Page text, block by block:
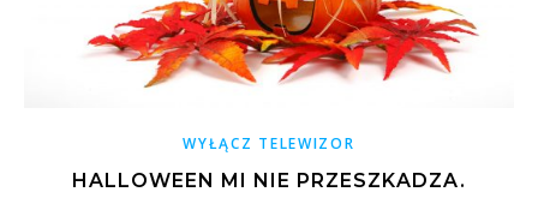
WYŁĄCZ TELEWIZOR
HALLOWEEN MI NIE PRZESZKADZA.